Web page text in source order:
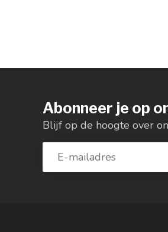
Abonneer je op
Blijf op de hoogte over